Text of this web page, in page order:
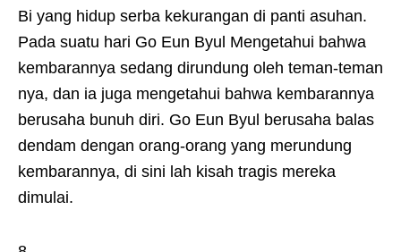
Bi yang hidup serba kekurangan di panti asuhan.
Pada suatu hari Go Eun Byul Mengetahui bahwa
kembarannya sedang dirundung oleh teman-teman
nya, dan ia juga mengetahui bahwa kembarannya
berusaha bunuh diri. Go Eun Byul berusaha balas
dendam dengan orang-orang yang merundung
kembarannya, di sini lah kisah tragis mereka
dimulai.